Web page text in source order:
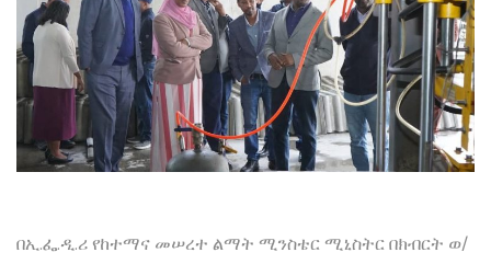
በኢ.ፌ.ዲ.ሪ የከተማና መሠረተ ልማት ሚንስቴር ሚኒስትር በክብርት ወ/